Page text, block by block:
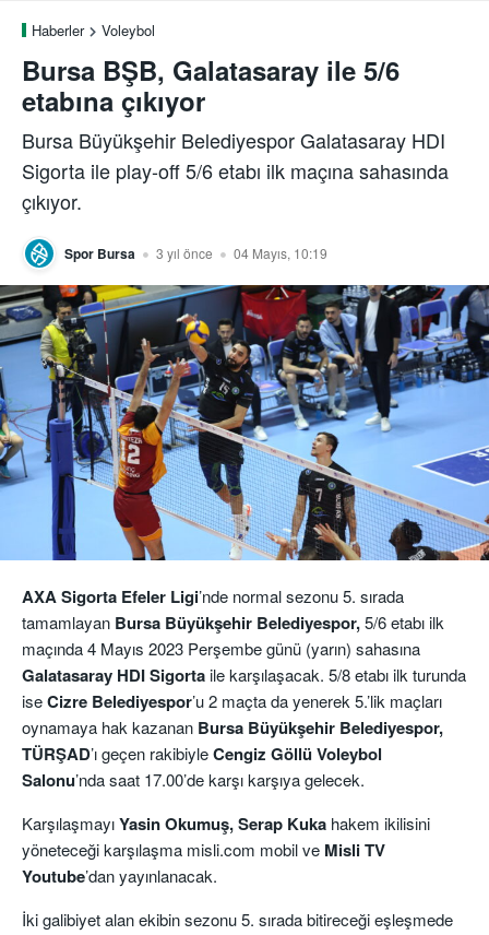
Haberler Voleybol
Bursa BŞB, Galatasaray ile 5/6
etabına çıkıyor
Bursa Büyükşehir Belediyespor Galatasaray HDI
Sigorta ile play-off 5/6 etabı ilk maçına sahasında
çıkıyor.
Spor Bursa 3 yıl önce 04 Mayıs, 10:19
AXA Sigorta Efeler Ligi’nde normal sezonu 5. sırada
tamamlayan Bursa Büyükşehir Belediyespor,5/6 etabı ilk
maçında 4 Mayıs 2023 Perşembe günü (yarın) sahasına
Galatasaray HDI Sigortaile karşılaşacak. 5/8 etabı ilk turunda
iseCizre Belediyespor’u 2 maçta da yenerek 5.’lik maçları
oynamaya hak kazanan Bursa Büyükşehir Belediyespor,
TÜRŞAD’ı geçen rakibiyleCengiz Göllü Voleybol
Salonu’nda saat 17.00’de karşı karşıya gelecek.
KarşılaşmayıYasinOkumuş, Serap Kuka hakem ikilisini
yöneteceği karşılaşma misli.com mobil ve Misli TV
Youtube’dan yayınlanacak.
İki galibiyet alan ekibin sezonu 5. sırada bitireceği eşleşmede